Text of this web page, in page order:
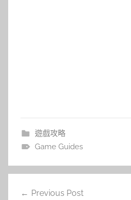
遊戲攻略
Game Guides
Previous Post